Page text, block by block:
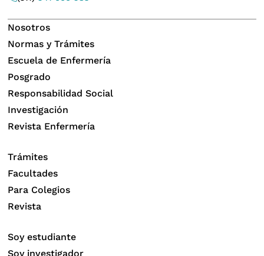
Nosotros
Normas y Trámites
Escuela de Enfermería
Posgrado
Responsabilidad Social
Investigación
Revista Enfermería
Trámites
Facultades
Para Colegios
Revista
Soy estudiante
Soy investigador